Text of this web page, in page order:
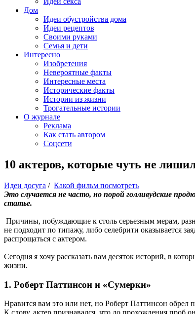
Дом
Идеи обустройства дома
Идеи рецептов
Своими руками
Семья и дети
Интересно
Изобретения
Невероятные факты
Интересные места
Исторические факты
Истории из жизни
Трогательные истории
О журнале
Реклама
Как стать автором
Соцсети
10 актеров, которые чуть не
Идеи досуга / Какой фильм посмотреть
Это случается не часто, но порой голливудские
статье.
Причины, побуждающие к столь серьезным мерам,
не подходит по типажу, либо селебрити оказывается
распрощаться с актером.
Сегодня я хочу рассказать вам десяток историй, в
жизни.
1. Роберт Паттинсон и «Сумерки»
Нравится вам это или нет, но Роберт Паттинсон обрел